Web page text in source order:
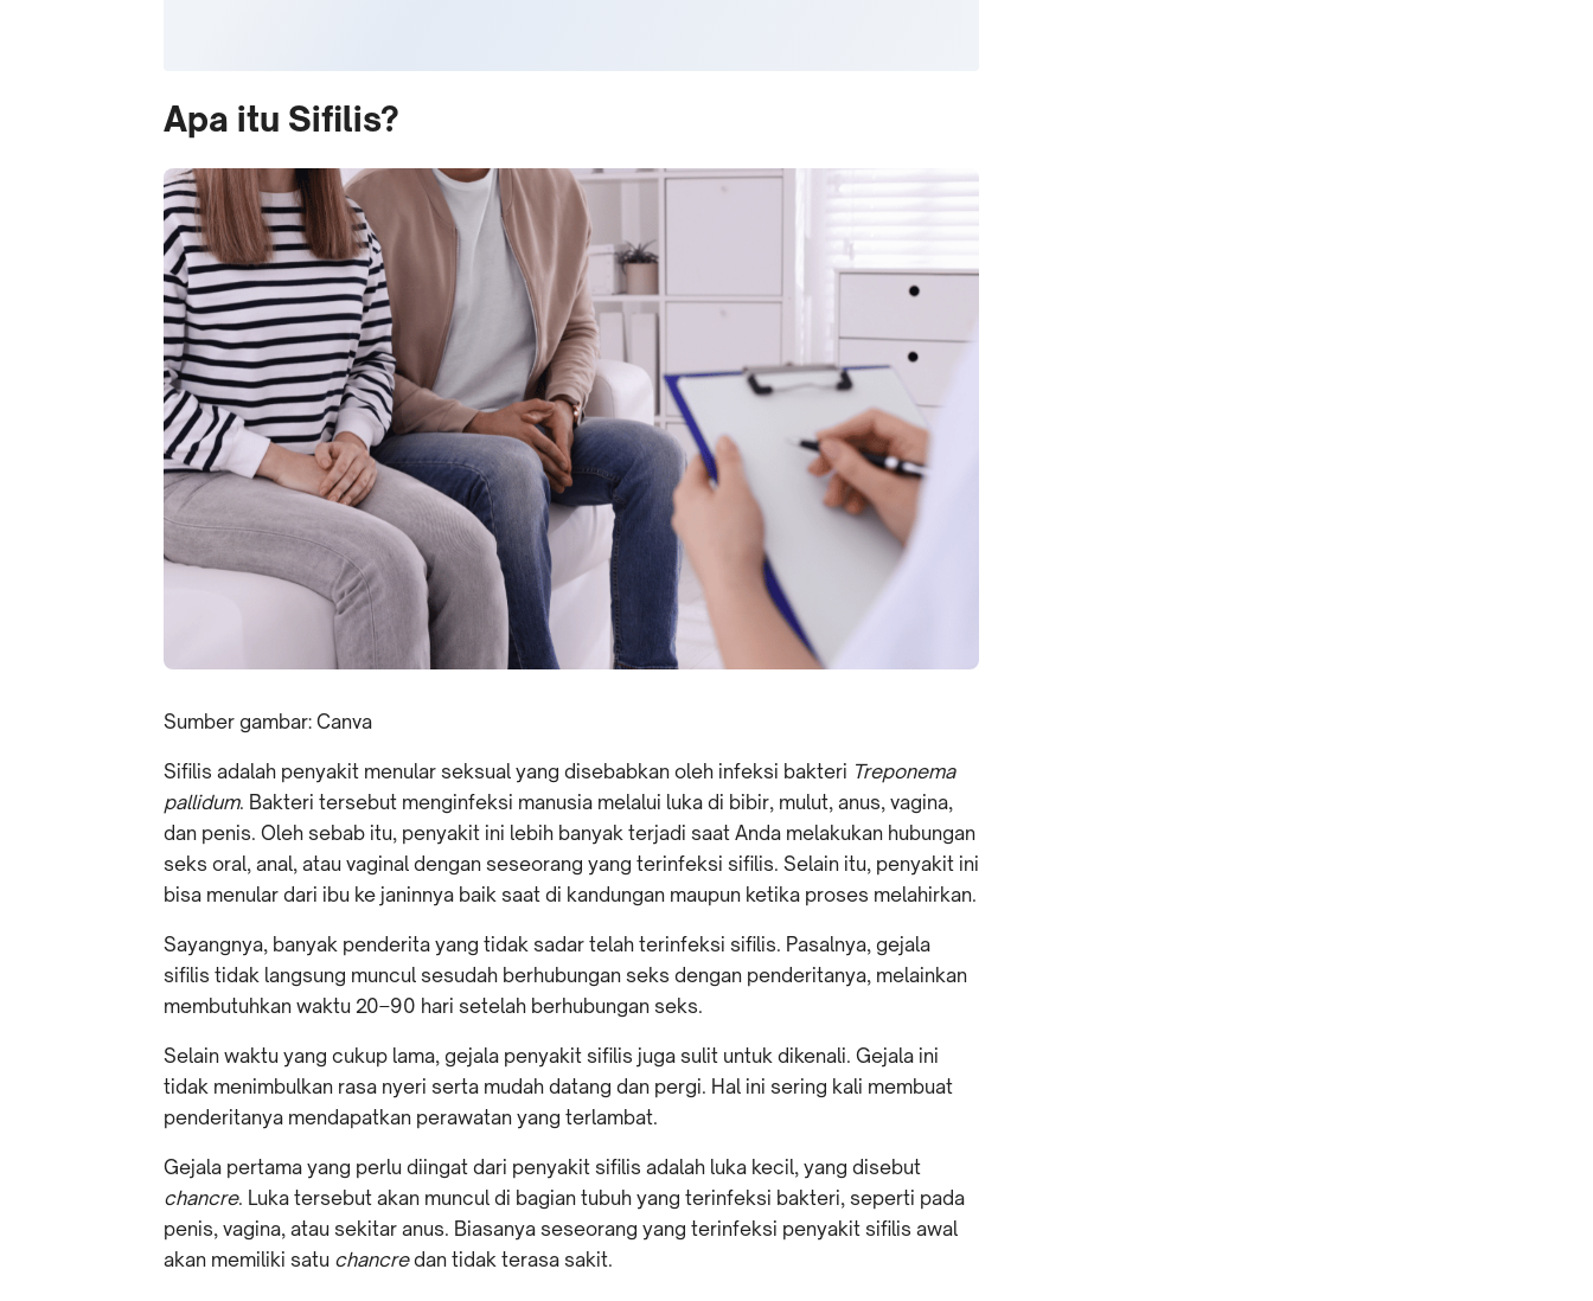
Apa itu Sifilis?
Sumber gambar: Canva
Sifilis adalah penyakit menular seksual yang disebabkan oleh infeksi bakteri Treponema
pallidum. Bakteri tersebut menginfeksi manusia melalui luka di bibir, mulut, anus, vagina,
dan penis. Oleh sebab itu, penyakit ini lebih banyak terjadi saat Anda melakukan hubungan
seks oral, anal, atau vaginal dengan seseorang yang terinfeksi sifilis. Selain itu, penyakit ini
bisa menular dari ibu ke janinnya baik saat di kandungan maupun ketika proses melahirkan.
Sayangnya, banyak penderita yang tidak sadar telah terinfeksi sifilis. Pasalnya, gejala
sifilis tidak langsung muncul sesudah berhubungan seks dengan penderitanya, melainkan
membutuhkan waktu 20–90 hari setelah berhubungan seks.
Selain waktu yang cukup lama, gejala penyakit sifilis juga sulit untuk dikenali. Gejala ini
tidak menimbulkan rasa nyeri serta mudah datang dan pergi. Hal ini sering kali membuat
penderitanya mendapatkan perawatan yang terlambat.
Gejala pertama yang perlu diingat dari penyakit sifilis adalah luka kecil, yang disebut
chancre. Luka tersebut akan muncul di bagian tubuh yang terinfeksi bakteri, seperti pada
penis, vagina, atau sekitar anus. Biasanya seseorang yang terinfeksi penyakit sifilis awal
akan memiliki satu chancredan tidak terasa sakit.